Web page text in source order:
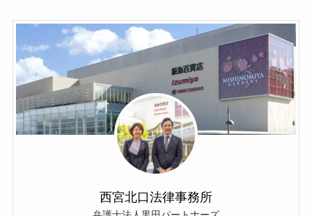
西宮北口法律事務所